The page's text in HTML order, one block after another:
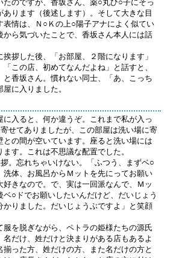
のですが、香坂さん、薬○丸ひ○子にそっ
あります（後述します）。そして大きな目
表情は、Ｎ○Ｋの上○陽子アナによく似てい
から気づいたことで、香坂さん本人には話
挨拶した後、「お部屋、２階になります」
この店、初めてなんだよね」と話すと、
と香坂さん。慣れない同士、「あ、こっち
に入りました。
に入ると、何か違うぞ。これまで私が入っ
せてありましたが、この部屋は洗い場に寄
との間が空いています。座ると洗い場には
す。これは不思議な配置でした。
。忘れちゃいけない。「ふつう、まずベ○
洗体、お風呂からＭットを先にってお願い
きなので。で、実は一回派なんで、Ｍッ
ベ○ドでお願いしたいんだけど、だいじょう
かりました。だいじょうぶですよ」と笑顔
を脱ぎながら、ペトラの姫様たちの源氏
だけ、姓だけと決まりがある店もあるよ
揃った方、姓だけの方、また名だけの方と